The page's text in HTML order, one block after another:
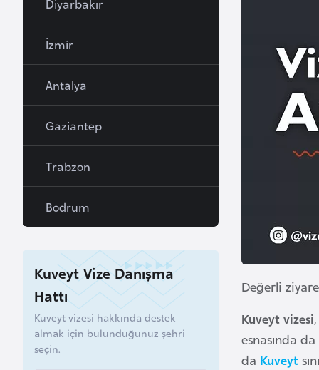
Değerli
Kuveyt vizesi
esnasında da
da Kuveyt
Diyarbakır
İzmir
Antalya
Gaziantep
Trabzon
Bodrum
Kuveyt Vize Danışma
Hattı
Kuveyt vizesi hakkında destek
almak için bulunduğunuz şehri
seçin.
r
y
n
a
n
g
l
e
B